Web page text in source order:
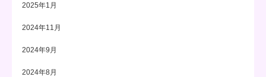
2025年1月
2024年11月
2024年9月
2024年8月